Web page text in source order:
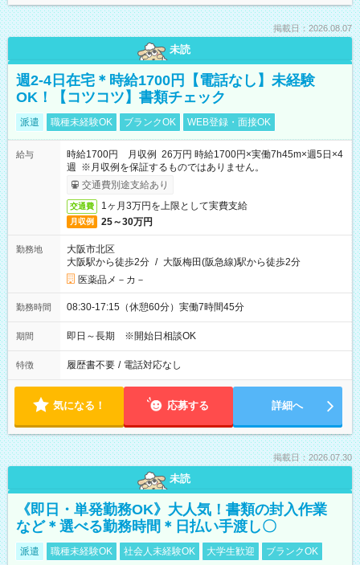
掲載日：2026.08.07
未読
週2-4日在宅＊時給1700円【電話なし】未経験
OK！【コツコツ】書類チェック
派遣 職種未経験OK ブランクOK WEB登録・面接OK
給与
時給1700円 月収例 26万円 時給1700円×実働7h45m×週5日×4
週 ※月収例を保証するものではありません。
交通費別途支給あり
交通費 1ヶ月3万円を上限として実費支給
月収例 25～30万円
勤務地
大阪市北区
大阪駅から徒歩2分 / 大阪梅田(阪急線)駅から徒歩2分
医薬品メ－カ－
勤務時間 08:30-17:15（休憩60分）実働7時間45分
期間 即日～長期 ※開始日相談OK
特徴 履歴書不要 / 電話対応なし
気になる！ 応募する 詳細へ
掲載日：2026.07.30
未読
《即日・単発勤務OK》大人気！書類の封入作業
など＊選べる勤務時間＊日払い手渡し〇
派遣 職種未経験OK 社会人未経験OK 大学生歓迎 ブランクOK